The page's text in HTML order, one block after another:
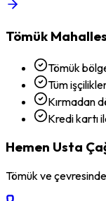
Tömük
Tömük
Tüm
Kırmadan
Kredi kartı
Hemen Usta
Tömük ve